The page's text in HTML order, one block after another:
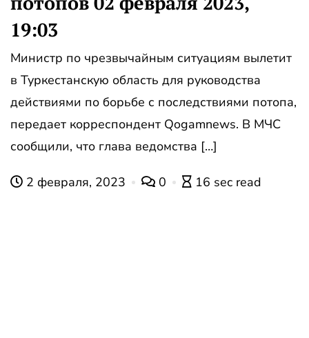
19:03
Министр по чрезвычайным ситуациям вылетит
в Туркестанскую область для руководства
действиями по борьбе с последствиями потопа,
передает корреспондент Qogamnews. В МЧС
сообщили, что глава ведомства […]
2 февраля, 2023 0 16 sec read